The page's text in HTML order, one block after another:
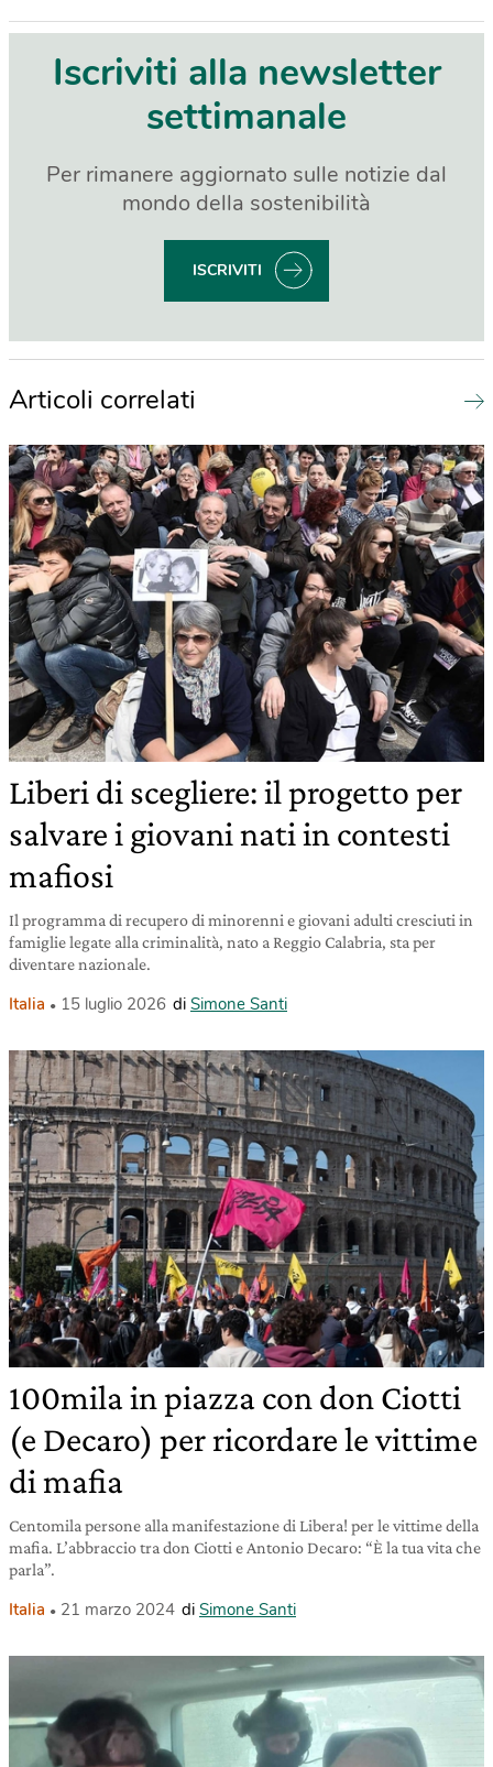
Iscriviti alla newsletter
settimanale
Per rimanere aggiornato sulle notizie dal
mondo della sostenibilità
ISCRIVITI
Articoli correlati
Liberi di scegliere: il progetto per
salvare i giovani nati in contesti
mafiosi
Il programma di recupero di minorenni e giovani adulti cresciuti in
famiglie legate alla criminalità, nato a Reggio Calabria, sta per
diventare nazionale.
Italia 15 luglio 2026 di Simone Santi
100mila in piazza con don Ciotti
(e Decaro) per ricordare le vittime
di mafia
Centomila persone alla manifestazione di Libera! per le vittime della
mafia. L’abbraccio tra don Ciotti e Antonio Decaro: “È la tua vita che
parla”.
Italia 21 marzo 2024 di Simone Santi